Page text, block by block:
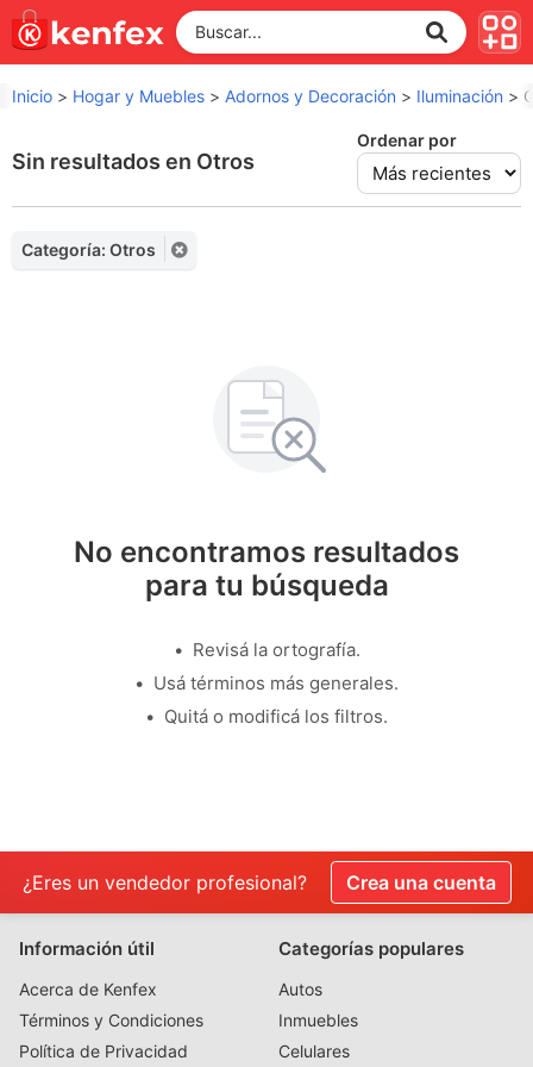
Inicio > Hogar y Muebles > Adornos y Decoración > Iluminación >
Sin resultados en Otros
Ordenar por
Categoría: Otros
No encontramos resultados
para tu búsqueda
Revisá la ortografía.
Usá términos más generales.
Quitá o modificá los filtros.
¿Eres un vendedor profesional? Crea una cuenta
Información útil
Acerca de Kenfex
Términos y Condiciones
Política de Privacidad
Categorías populares
Autos
Inmuebles
Celulares